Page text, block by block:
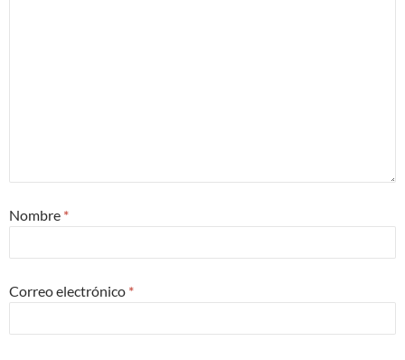
Nombre *
Correo electrónico *